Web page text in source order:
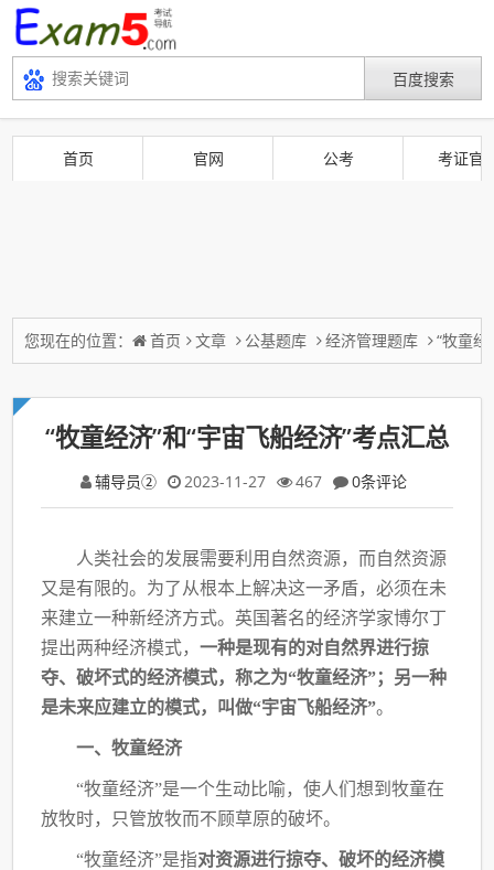
首页 官网 公考 考证官
您现在的位置： 首页 文章 公基题库 经济管理题库 “牧童经
“牧童经济”和“宇宙飞船经济”考点汇总
辅导员② 2023-11-27 467 0条评论
人类社会的发展需要利用自然资源，而自然资源
又是有限的。为了从根本上解决这一矛盾，必须在未
来建立一种新经济方式。英国著名的经济学家博尔丁
提出两种经济模式，一种是现有的对自然界进行掠
夺、破坏式的经济模式，称之为“牧童经济”；另一种
是未来应建立的模式，叫做“宇宙飞船经济”。
一、牧童经济
“牧童经济”是一个生动比喻，使人们想到牧童在
放牧时，只管放牧而不顾草原的破坏。
“牧童经济”是指对资源进行掠夺、破坏的经济模